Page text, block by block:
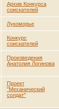
Архив Конкурса
соискателей
Лукоморье
Конкурс
соискателей
Произведения
Анатолия Логинова
Проект
"Механический
солдат"